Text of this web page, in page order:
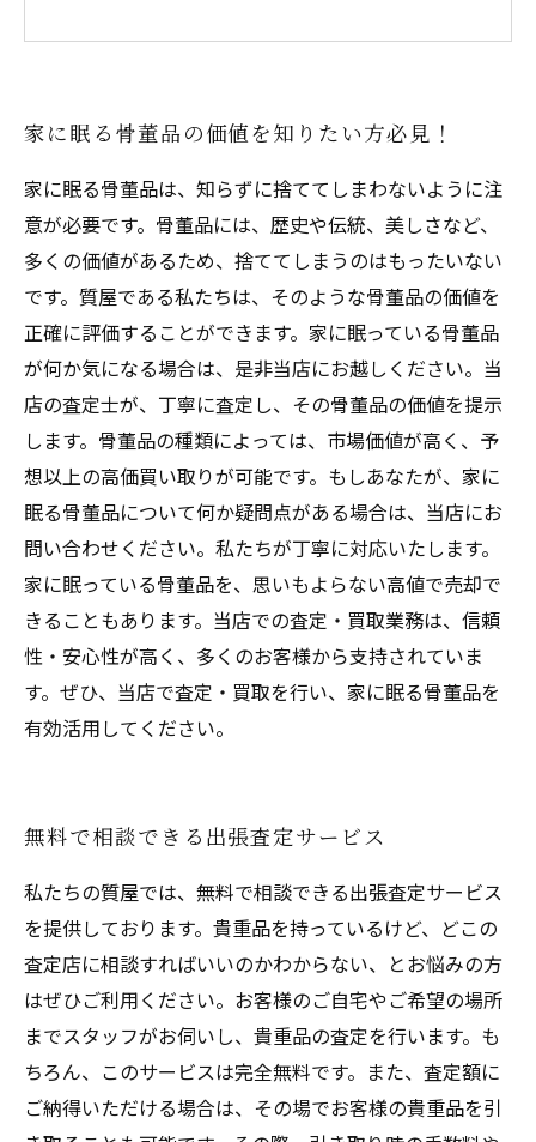
家に眠る骨董品の価値を知りたい方必見！
家に眠る骨董品は、知らずに捨ててしまわないように注
意が必要です。骨董品には、歴史や伝統、美しさなど、
多くの価値があるため、捨ててしまうのはもったいない
です。質屋である私たちは、そのような骨董品の価値を
正確に評価することができます。家に眠っている骨董品
が何か気になる場合は、是非当店にお越しください。当
店の査定士が、丁寧に査定し、その骨董品の価値を提示
します。骨董品の種類によっては、市場価値が高く、予
想以上の高価買い取りが可能です。もしあなたが、家に
眠る骨董品について何か疑問点がある場合は、当店にお
問い合わせください。私たちが丁寧に対応いたします。
家に眠っている骨董品を、思いもよらない高値で売却で
きることもあります。当店での査定・買取業務は、信頼
性・安心性が高く、多くのお客様から支持されていま
す。ぜひ、当店で査定・買取を行い、家に眠る骨董品を
有効活用してください。
無料で相談できる出張査定サービス
私たちの質屋では、無料で相談できる出張査定サービス
を提供しております。貴重品を持っているけど、どこの
査定店に相談すればいいのかわからない、とお悩みの方
はぜひご利用ください。お客様のご自宅やご希望の場所
までスタッフがお伺いし、貴重品の査定を行います。も
ちろん、このサービスは完全無料です。また、査定額に
ご納得いただける場合は、その場でお客様の貴重品を引